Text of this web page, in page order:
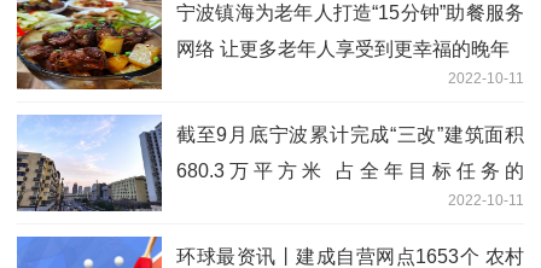
宁波镇海为老年人打造“15分钟”助餐服务
网络 让更多老年人享受到更幸福的晚年
2022-10-11
截至9月底宁波累计完成“三改”建筑面积
680.3万平方米 占全年目标任务的
2022-10-11
环球最资讯丨建成自营网点1653个 农村